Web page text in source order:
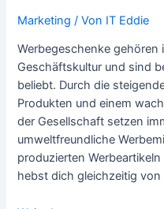
Marketing / Von IT Eddie
Werbegeschenke gehören
Geschäftskultur und sind
beliebt. Durch die
Produkten und einem
der Gesellschaft setzen
umweltfreundliche
produzierten
hebst dich gleichzeitig